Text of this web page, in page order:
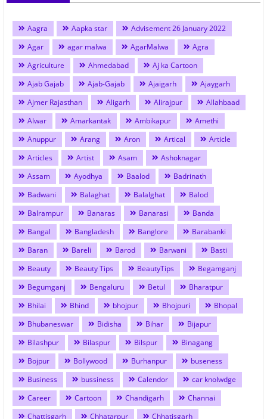
Aagra Aapka star
Advisement 26 January 2022
Agar
agar malwa AgarMalwa
Agra
Agriculture
Ahmedabad
Aj ka Cartoon
Ajab Gajab
Ajab-Gajab Ajaigarh
Ajaygarh
Ajmer Rajasthan
Aligarh Alirajpur
Allahbaad
Alwar
Amarkantak Ambikapur
Amethi
Anuppur
Arang Aron Artical
Article
Articles
Artist Asam
Ashoknagar
Assam
Ayodhya Baalod
Badrinath
Badwani
Balaghat Balalghat
Balod
Balrampur
Banaras Banarasi
Banda
Bangal
Bangladesh Banglore
Barabanki
Baran
Bareli Barod Barwani
Basti
Beauty
Beauty Tips BeautyTips
Begamganj
Begumganj
Bengaluru Betul
Bharatpur
Bhilai
Bhind bhojpur Bhojpuri
Bhopal
Bhubaneswar
Bidisha Bihar
Bijapur
Bilashpur
Bilaspur Bilspur
Binagang
Bojpur
Bollywood Burhanpur
buseness
Business
bussiness Calendor
car knolwdge
Career
Cartoon Chandigarh
Channai
Chattisgarh
Chhatarpur Chhatisgarh